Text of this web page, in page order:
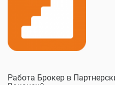
Работа Брокер в